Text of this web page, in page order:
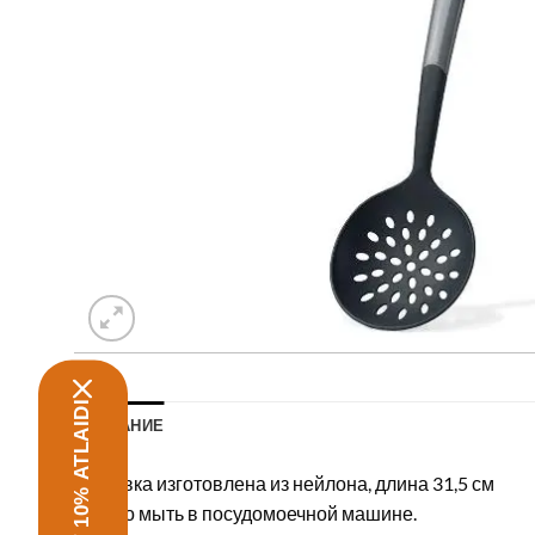
ОПИСАНИЕ
шумовка изготовлена из нейлона, длина 31,5 см
Можно мыть в посудомоечной машине.